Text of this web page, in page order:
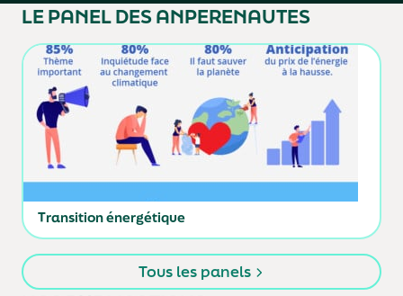
LE PANELDES ANPERENAUTES
Transition énergétique
Tous les panels